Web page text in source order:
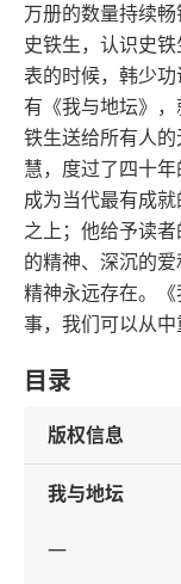
万册的数量持续
史铁生，认识史
表的时候，韩少
有《我与地坛》
铁生送给所有人
慧，度过了四十年
成为当代最有成
之上；他给予读
的精神、深沉的
精神永远存在。
事，我们可以从中
目录
版权信息
我与地坛
一